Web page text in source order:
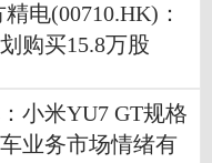
电(00710.HK)：
购买15.8万股
小米YU7 GT规格
业务市场情绪有